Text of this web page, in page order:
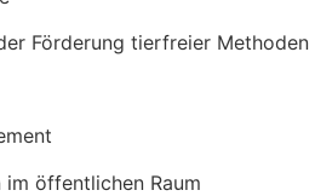
Förderung tierfreier Methoden
öffentlichen Raum